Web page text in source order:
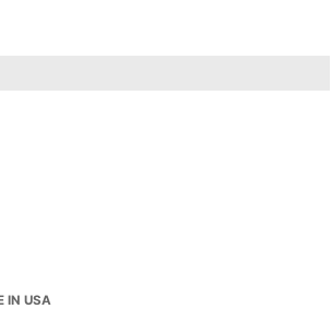
IN USA